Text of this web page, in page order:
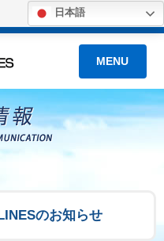
日本語
MENU
のお知らせ